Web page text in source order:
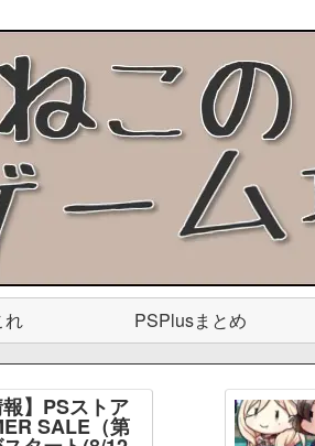
れ PSPlusまとめ
報】PSストア
SALE（第